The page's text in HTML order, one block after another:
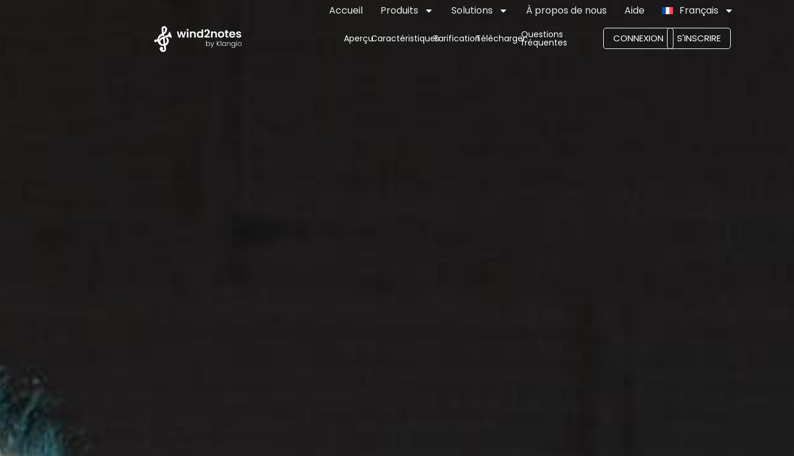
Accueil Produits Solutions À propos de nous Aide Français
S'INSCRIRE
CONNEXION
Questions
fréquentes
Télécharger
Tarification
Caractéristiques
Aperçu